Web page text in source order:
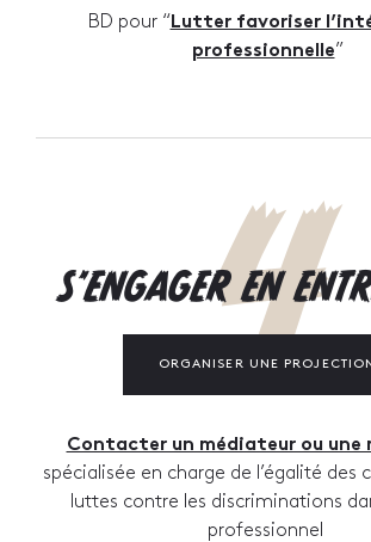
BD pour “Lutter favoriser
professionnelle”
S'ENGAGER EN
4
ORGANISER UNE
Contacter un médiateur ou une
spécialisée en charge de l’égalité des
luttes contre les discriminations
professionnel